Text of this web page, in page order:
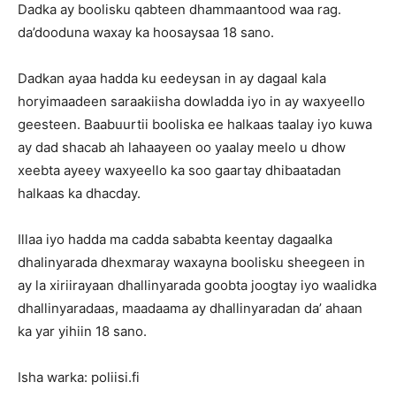
Dadka ay boolisku qabteen dhammaantood waa rag.
da’dooduna waxay ka hoosaysaa 18 sano.
Dadkan ayaa hadda ku eedeysan in ay dagaal kala
horyimaadeen saraakiisha dowladda iyo in ay waxyeello
geesteen. Baabuurtii booliska ee halkaas taalay iyo kuwa
ay dad shacab ah lahaayeen oo yaalay meelo u dhow
xeebta ayeey waxyeello ka soo gaartay dhibaatadan
halkaas ka dhacday.
Illaa iyo hadda ma cadda sababta keentay dagaalka
dhalinyarada dhexmaray waxayna boolisku sheegeen in
ay la xiriirayaan dhallinyarada goobta joogtay iyo waalidka
dhallinyaradaas, maadaama ay dhallinyaradan da’ ahaan
ka yar yihiin 18 sano.
Isha warka: poliisi.fi